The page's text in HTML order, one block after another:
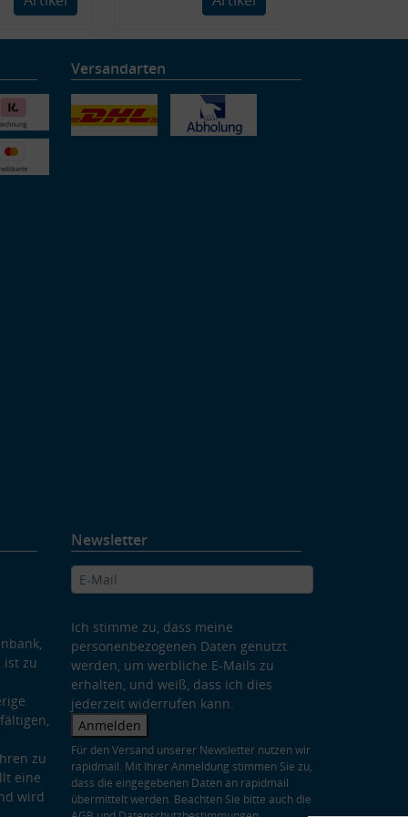
Versandarten
ist zu
zu
eine
wird
Newsletter
Ich stimme zu, dass meine
personenbezogenen Daten genutzt
werden, um werbliche E-Mails zu
erhalten, und weiß, dass ich dies
jederzeit widerrufen kann.
Anmelden
Für den Versand unserer Newsletter nutzen wir
rapidmail. Mit Ihrer Anmeldung stimmen Sie zu,
dass die eingegebenen Daten an rapidmail
übermittelt werden. Beachten Sie bitte auch die